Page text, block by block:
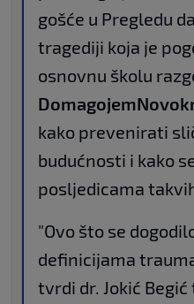
gošće u Pregledu
tragediji koja je
osnovnu školu
Domagojem
kako prevenirati
budućnosti i kako
posljedicama
"Ovo što se
definicijama
tvrdi dr. Jokić Begić